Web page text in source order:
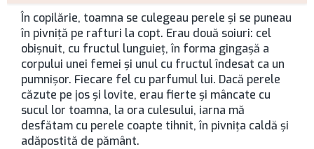
În copilărie, toamna se culegeau perele și se puneau
în pivniță pe rafturi la copt. Erau două soiuri: cel
obișnuit, cu fructul lunguieț, în forma gingașă a
corpului unei femei și unul cu fructul îndesat ca un
pumnișor. Fiecare fel cu parfumul lui. Dacă perele
căzute pe jos și lovite, erau fierte și mâncate cu
sucul lor toamna, la ora culesului, iarna mă
desfătam cu perele coapte tihnit, în pivnița caldă și
adăpostită de pământ.